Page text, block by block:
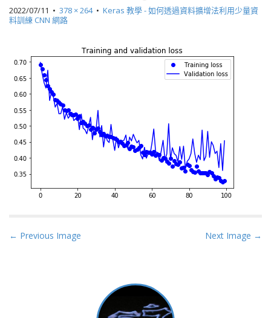
2022/07/11 • 378 × 264• Keras 教學 - 如何透過資料擴增法利用少量資
料訓練 CNN 網路
P
← Previous Image Next Image →